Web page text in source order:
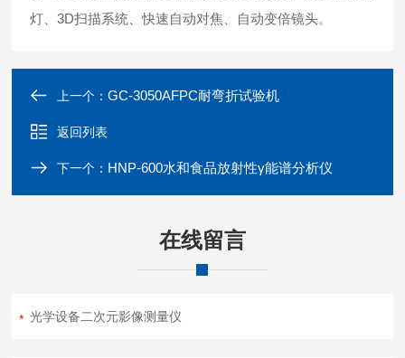
灯、3D扫描系统、快速自动对焦、自动变倍镜头。
上一个：GC-3050AFPC耐弯折试验机
返回列表
下一个： HNP-600水和食品放射性γ能谱分析仪
在线留言